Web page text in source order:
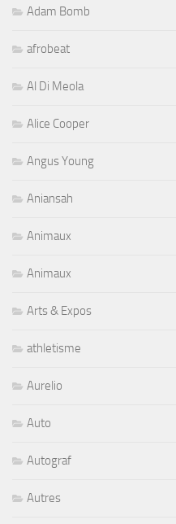
Adam Bomb
afrobeat
Al Di Meola
Alice Cooper
Angus Young
Aniansah
Animaux
Animaux
Arts & Expos
athletisme
Aurelio
Auto
Autograf
Autres